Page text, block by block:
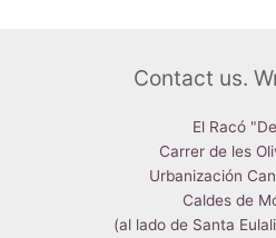
Contact us.
El Racó
Carrer de les
Urbanización
Caldes de
(al lado de Santa